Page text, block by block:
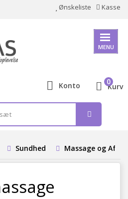
Ønskeliste Kasse
MENU
Konto Kurv
0
Sundhed Massage og